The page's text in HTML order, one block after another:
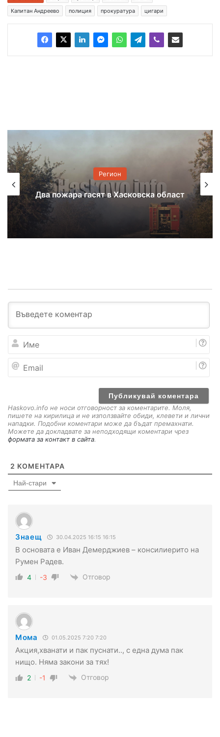
Капитан Андреево
полиция прокуратура цигари
Животински продукти без документи
са намерени в автобус на Капитан
Андреево
е
a
Haskovo.info не носи отговорност за коментарите. Моля,
пишете на кирилица и не използвайте обиди, клевети и лични
нападки. Подобни коментари може да бъдат премахнати.
Можете да докладвате за неподходящи коментари чрез
формата за контакт в сайта.
2 КОМЕНТАРА
Най-стари
Знаещ 30.04.2025 16:15 16:15
В основата е Иван Демерджиев – консилиерито на
Румен Радев.
4 -3 Отговор
Мома 01.05.2025 7:20 7:20
Акция,хванати и пак пуснати.., с една дума пак
нищо. Няма закони за тях!
2 -1 Отговор